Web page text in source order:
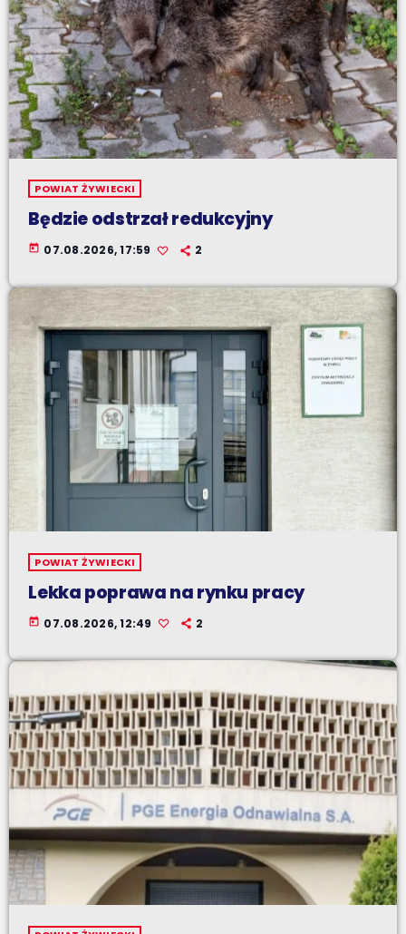
POWIAT ŻYWIECKI
Będzie odstrzał redukcyjny
today 07.08.2026, 17:59 2
POWIAT ŻYWIECKI
Lekka poprawa na rynku pracy
today 07.08.2026, 12:49 2